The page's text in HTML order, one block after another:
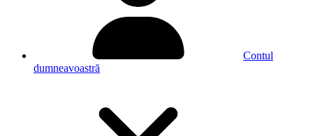
Contul
dumneavoastră